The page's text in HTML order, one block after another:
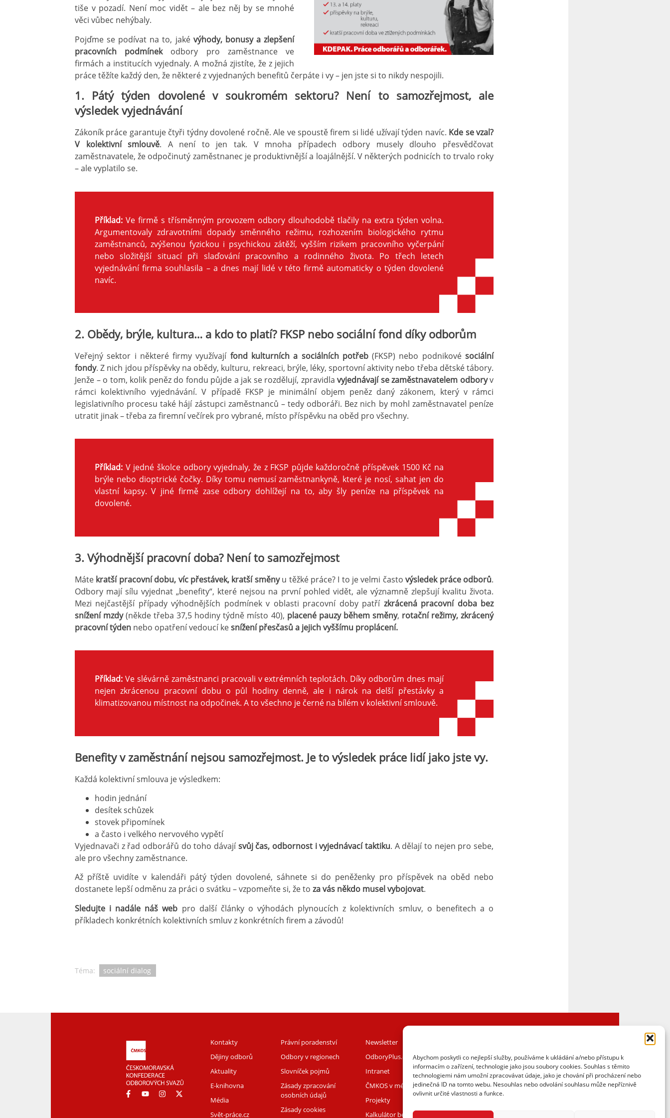
Abychom poskytli co nejlepší služby, používáme k ukládání a/nebo přístupu k
informacím o zařízení, technologie jako jsou soubory cookies. Souhlas s těmito
technologiemi nám umožní zpracovávat údaje, jako je chování při procházení nebo
jedinečná ID na tomto webu. Nesouhlas nebo odvolání souhlasu může nepříznivě
ovlivnit určité vlastnosti a funkce.
tiše v pozadí. Není moc vidět – ale bez něj by se mnohé
věci vůbec nehýbaly.
Pojďme se podívat na to, jaké výhody, bonusy a zlepšení
pracovních podmínekodbory pro zaměstnance ve
firmách a institucích vyjednaly. A možná zjistíte, že z jejich
práce těžíte každý den, že některé z vyjednaných benefitů čerpáte i vy – jen jste si to nikdy nespojili.
1. Pátý týden dovolené v soukromém sektoru? Není to samozřejmost, ale
výsledek vyjednávání
Zákoník práce garantuje čtyři týdny dovolené ročně. Ale ve spoustě firem si lidé užívají týden navíc. Kde se vzal?
V kolektivní smlouvě. A není to jen tak. V mnoha případech odbory musely dlouho přesvědčovat
zaměstnavatele, že odpočinutý zaměstnanec je produktivnější a loajálnější. V některých podnicích to trvalo roky
– ale vyplatilo se.
Příklad: Ve firmě s třísměnným provozem odbory dlouhodobě tlačily na extra týden volna.
Argumentovaly zdravotními dopady směnného režimu, rozhozením biologického rytmu
zaměstnanců, zvýšenou fyzickou i psychickou zátěží, vyšším rizikem pracovního vyčerpání
nebo složitější situací při slaďování pracovního a rodinného života. Po třech letech
vyjednávání firma souhlasila – a dnes mají lidé v této firmě automaticky o týden dovolené
navíc.
2. Obědy, brýle, kultura… a kdo to platí? FKSP nebo sociální fond díky odborům
Veřejný sektor i některé firmy využívají fond kulturních a sociálních potřeb(FKSP) nebo podnikovésociální
fondy. Z nich jdou příspěvky na obědy, kulturu, rekreaci, brýle, léky, sportovní aktivity nebo třeba dětské tábory.
Jenže – o tom, kolik peněz do fondu půjde a jak se rozdělují, zpravidla vyjednávají se zaměstnavatelem odboryv
rámci kolektivního vyjednávání. V případě FKSP je minimální objem peněz daný zákonem, který v rámci
legislativního procesu také hájí zástupci zaměstnanců – tedy odboráři. Bez nich by mohl zaměstnavatel peníze
utratit jinak – třeba za firemní večírek pro vybrané, místo příspěvku na oběd pro všechny.
Příklad: V jedné školce odbory vyjednaly, že z FKSP půjde každoročně příspěvek 1500 Kč na
brýle nebo dioptrické čočky. Díky tomu nemusí zaměstnankyně, které je nosí, sahat jen do
vlastní kapsy. V jiné firmě zase odbory dohlížejí na to, aby šly peníze na příspěvek na
dovolené.
3. Výhodnější pracovní doba? Není to samozřejmost
Máte kratší pracovní dobu, víc přestávek, kratší směnyu těžké práce? I to je velmi častovýsledek práce odborů.
Odbory mají sílu vyjednat „benefity“, které nejsou na první pohled vidět, ale významně zlepšují kvalitu života.
Mezi nejčastější případy výhodnějších podmínek v oblasti pracovní doby patří zkrácená pracovní doba bez
snížení mzdy(někde třeba 37,5 hodiny týdně místo 40), placené pauzy během směny, rotační režimy, zkrácený
pracovní týden nebo opatření vedoucí kesnížení přesčasů a jejich vyššímu proplácení.
Příklad: Ve slévárně zaměstnanci pracovali v extrémních teplotách. Díky odborům dnes mají
nejen zkrácenou pracovní dobu o půl hodiny denně, ale i nárok na delší přestávky a
klimatizovanou místnost na odpočinek. A to všechno je černé na bílém v kolektivní smlouvě.
Benefity v zaměstnání nejsou samozřejmost. Je to výsledek práce lidí jako jste vy.
Každá kolektivní smlouva je výsledkem:
hodin jednání
desítek schůzek
stovek připomínek
a často i velkého nervového vypětí
Vyjednavači z řad odborářů do toho dávajísvůj čas, odbornost i vyjednávací taktiku. A dělají to nejen pro sebe,
ale pro všechny zaměstnance.
Až příště uvidíte v kalendáři pátý týden dovolené, sáhnete si do peněženky pro příspěvek na oběd nebo
dostanete lepší odměnu za práci o svátku – vzpomeňte si, že to za vás někdo musel vybojovat.
Sledujte i nadále náš web pro další články o výhodách plynoucích z kolektivních smluv, o benefitech a o
příkladech konkrétních kolektivních smluv z konkrétních firem a závodů!
Téma: sociální dialog
Kontakty
Dějiny odborů
Aktuality
E-knihovna
Média
Svět-práce.cz
Právní poradenství
Odbory v regionech
Slovníček pojmů
Zásady zpracování
osobních údajů
Zásady cookies
Newsletter
OdboryPlus.cz
Intranet
ČMKOS v médiích
Projekty
Kalkulátor benefitů